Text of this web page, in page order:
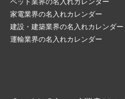
ペット業界の名入れカレンダー
家電業界の名入れカレンダー
建設・建築業界の名入れカレンダー
運輸業界の名入れカレンダー